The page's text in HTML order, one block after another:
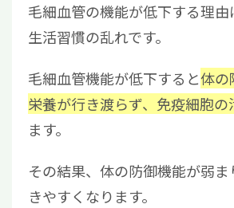
毛細血管の機能が低下する理
生活習慣の乱れです。
毛細血管機能が低下すると体の
栄養が行き渡らず、免疫細胞の
ます。
その結果、体の防御機能が弱
きやすくなります。